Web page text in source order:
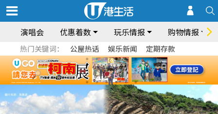
演唱会 优惠着数 玩乐情报 购物情报
热门关键词： 公屋热话 娱乐新闻 定期存款